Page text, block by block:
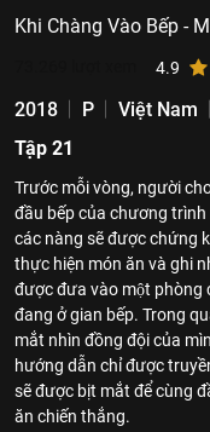
Khi Chàng Vào Bếp -
4.9
2018 P Việt Nam
Tập 21
Trước mỗi vòng, người
đầu bếp của chương trình
các nàng sẽ được chứng
thực hiện món ăn và ghi
được đưa vào một phòng
đang ở gian bếp. Trong
mắt nhìn đồng đội của
hướng dẫn chỉ được
sẽ được bịt mắt để cùng
ăn chiến thắng.